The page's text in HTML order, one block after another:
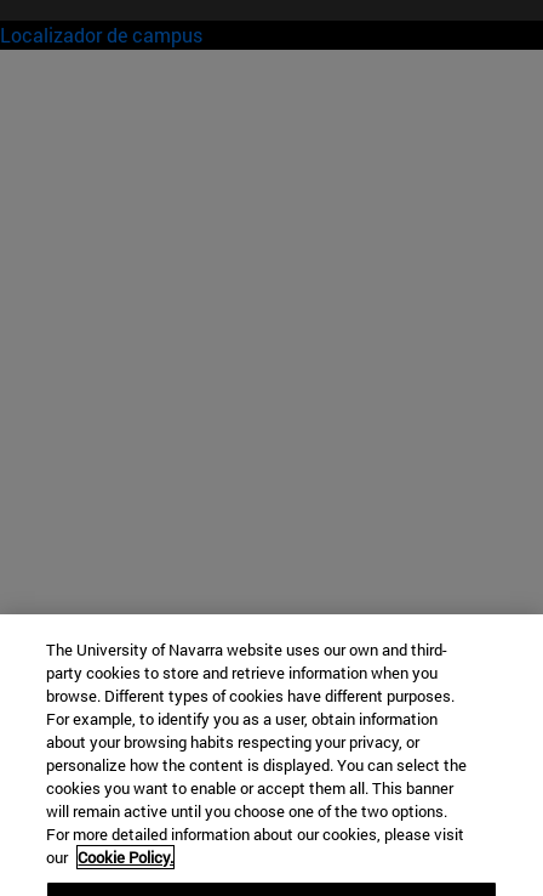
Localizador de campus
The University of Navarra website uses our own and third-
party cookies to store and retrieve information when you
browse. Different types of cookies have different purposes.
For example, to identify you as a user, obtain information
about your browsing habits respecting your privacy, or
personalize how the content is displayed. You can select the
cookies you want to enable or accept them all. This banner
will remain active until you choose one of the two options.
For more detailed information about our cookies, please visit
our Cookie Policy.